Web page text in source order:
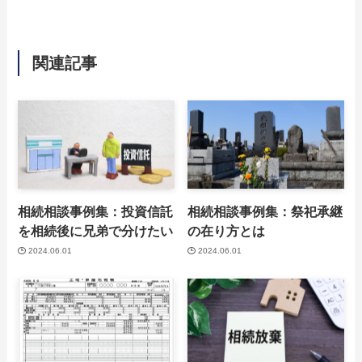
関連記事
相続相談事例集：投資信託
を相続後に兄弟で分けたい
2024.06.01
相続相談事例集：祭祀承継
の在り方とは
2024.06.01